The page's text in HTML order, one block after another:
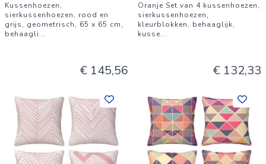
Kussenhoezen,
sierkussenhoezen, rood en
grijs, geometrisch, 65 x 65 cm,
behaagli...
€ 145,56
Oranje Set van 4 kussenhoezen,
sierkussenhoezen,
kleurblokken, behaaglijk,
kusse...
€ 132,33